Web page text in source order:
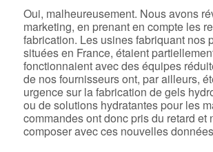
Oui, malheureusement. Nous avons
marketing, en prenant en compte les
fabrication. Les usines fabriquant nos
situées en France, étaient
fonctionnaient avec des équipes
de nos fournisseurs ont, par ailleurs,
urgence sur la fabrication de gels
ou de solutions hydratantes pour les
commandes ont donc pris du retard et
composer avec ces nouvelles